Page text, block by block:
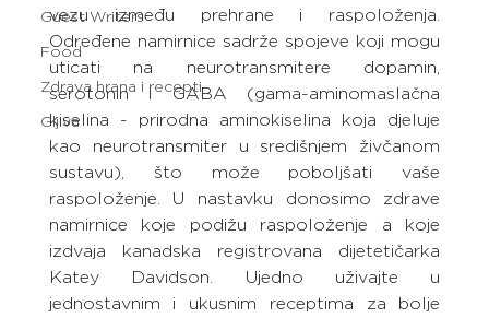
Guest Writers
Food
Zdrava hrana i recepti
Gljiva
vezu između prehrane i raspoloženja.
Određene namirnice sadrže spojeve koji mogu
uticati na neurotransmitere dopamin,
serotonin i GABA (gama-aminomaslačna
kiselina - prirodna aminokiselina koja djeluje
kao neurotransmiter u središnjem živčanom
sustavu), što može poboljšati vaše
raspoloženje. U nastavku donosimo zdrave
namirnice koje podižu raspoloženje a koje
izdvaja kanadska registrovana dijetetičarka
Katey Davidson. Ujedno uživajte u
jednostavnim i ukusnim receptima za bolje